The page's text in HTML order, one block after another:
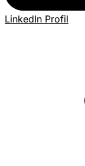
LinkedIn Profil